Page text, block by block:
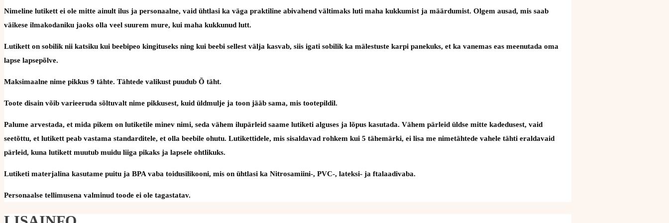
Nimeline lutikett ei ole mitte ainult ilus ja personaalne, vaid ühtlasi ka väga praktiline abivahend vältimaks luti maha kukkumist ja määrdumist. Olgem ausad, mis saab
väikese ilmakodaniku jaoks olla veel suurem mure, kui maha kukkunud lutt.
Lutikett on sobilik nii katsiku kui beebipeo kingituseks ning kui beebi sellest välja kasvab, siis igati sobilik ka mälestuste karpi panekuks, et ka vanemas eas meenutada oma
lapse lapsepõlve.
Maksimaalne nime pikkus 9 tähte. Tähtede valikust puudub Õ täht.
Toote disain võib varieeruda sõltuvalt nime pikkusest, kuid üldmulje ja toon jääb sama, mis tootepildil.
Palume arvestada, et mida pikem on lutiketile minev nimi, seda vähem ilupärleid saame lutiketi alguses ja lõpus kasutada. Vähem pärleid üldse mitte kadedusest, vaid
seetõttu, et lutikett peab vastama standarditele, et olla beebile ohutu. Lutikettidele, mis sisaldavad rohkem kui 5 tähemärki, ei lisa me nimetähtede vahele tähti eraldavaid
pärleid, kuna lutikett muutub muidu liiga pikaks ja lapsele ohtlikuks.
Lutiketi materjalina kasutame puitu ja BPA vaba toidusilikooni, mis on ühtlasi ka Nitrosamiini-, PVC-, lateksi- ja ftalaadivaba.
Personaalse tellimusena valminud toode ei ole tagastatav.